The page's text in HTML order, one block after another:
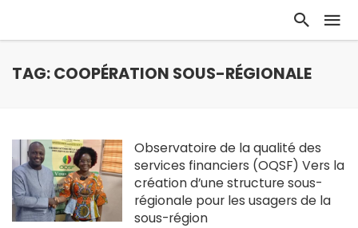
TAG: COOPÉRATION SOUS-RÉGIONALE
Observatoire de la qualité des
services financiers (OQSF) Vers la
création d’une structure sous-
régionale pour les usagers de la
sous-région